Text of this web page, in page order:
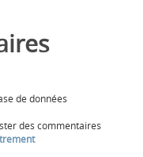
de données
des commentaires